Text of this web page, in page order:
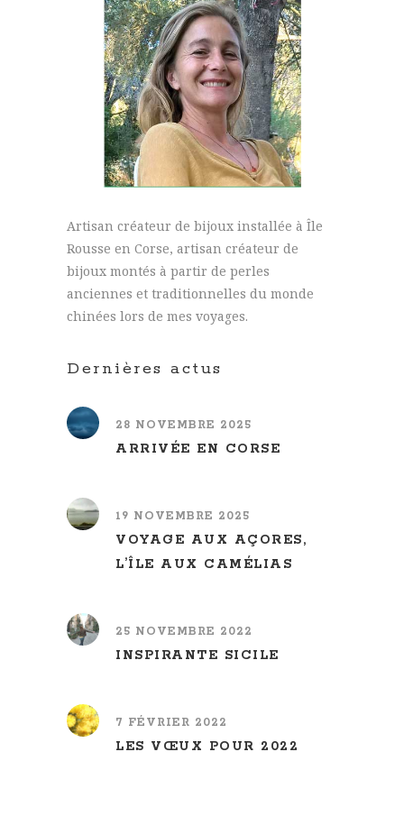
Artisan créateur de bijoux installée à Île
Rousse en Corse, artisan créateur de
bijoux montés à partir de perles
anciennes et traditionnelles du monde
chinées lors de mes voyages.
Dernières actus
28 NOVEMBRE 2025
ARRIVÉE EN CORSE
19 NOVEMBRE 2025
VOYAGE AUX AÇORES,
L’ÎLE AUX CAMÉLIAS
25 NOVEMBRE 2022
INSPIRANTE SICILE
7 FÉVRIER 2022
LES VŒUX POUR 2022